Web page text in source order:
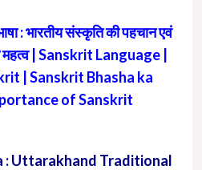
: भारतीय संस्कृति की पहचान एवं
महत्व | Sanskrit Language |
| Sanskrit Bhasha ka
of Sanskrit
: Uttarakhand Traditional